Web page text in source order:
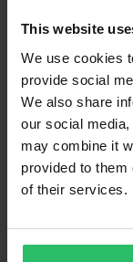
This website
We use cookies
provide social
We also share
our social
may combine it
provided to them
of their services.